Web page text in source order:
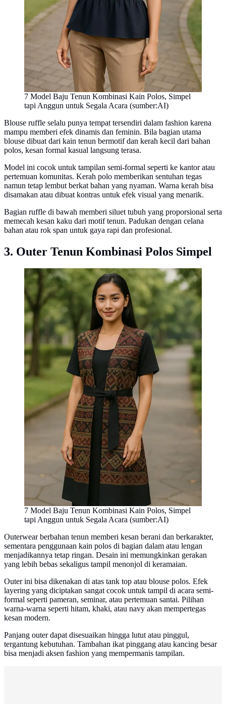
7 Model Baju Tenun Kombinasi Kain Polos, Simpel
tapi Anggun untuk Segala Acara (sumber:AI)
Blouse ruffle selalu punya tempat tersendiri dalam fashion karena
mampu memberi efek dinamis dan feminin. Bila bagian utama
blouse dibuat dari kain tenun bermotif dan kerah kecil dari bahan
polos, kesan formal kasual langsung terasa.
Model ini cocok untuk tampilan semi-formal seperti ke kantor atau
pertemuan komunitas. Kerah polo memberikan sentuhan tegas
namun tetap lembut berkat bahan yang nyaman. Warna kerah bisa
disamakan atau dibuat kontras untuk efek visual yang menarik.
Bagian ruffle di bawah memberi siluet tubuh yang proporsional serta
memecah kesan kaku dari motif tenun. Padukan dengan celana
bahan atau rok span untuk gaya rapi dan profesional.
3. Outer Tenun Kombinasi Polos Simpel
7 Model Baju Tenun Kombinasi Kain Polos, Simpel
tapi Anggun untuk Segala Acara (sumber:AI)
Outerwear berbahan tenun memberi kesan berani dan berkarakter,
sementara penggunaan kain polos di bagian dalam atau lengan
menjadikannya tetap ringan. Desain ini memungkinkan gerakan
yang lebih bebas sekaligus tampil menonjol di keramaian.
Outer ini bisa dikenakan di atas tank top atau blouse polos. Efek
layering yang diciptakan sangat cocok untuk tampil di acara semi-
formal seperti pameran, seminar, atau pertemuan santai. Pilihan
warna-warna seperti hitam, khaki, atau navy akan mempertegas
kesan modern.
Panjang outer dapat disesuaikan hingga lutut atau pinggul,
tergantung kebutuhan. Tambahan ikat pinggang atau kancing besar
bisa menjadi aksen fashion yang mempermanis tampilan.